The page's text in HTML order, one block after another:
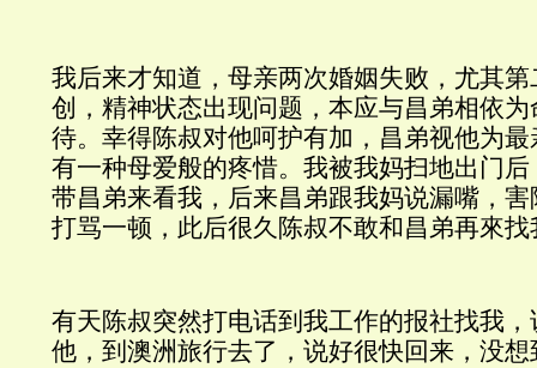
我后来才知道，母亲两次婚姻失败，尤其
创，精神状态出现问题，本应与昌弟相依
待。幸得陈叔对他呵护有加，昌弟视他为
有一种母爱般的疼惜。我被我妈扫地出门
带昌弟来看我，后来昌弟跟我妈说漏嘴，
打骂一顿，此后很久陈叔不敢和昌弟再來找
有天陈叔突然打电话到我工作的报社找我
他，到澳洲旅行去了，说好很快回来，没